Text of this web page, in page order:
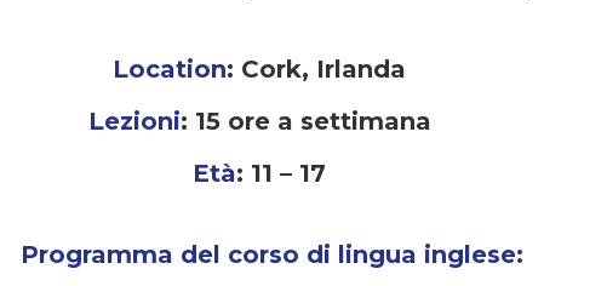
Location: Cork, Irlanda
Lezioni: 15 ore a settimana
Età: 11 – 17
Programma del corso di lingua inglese: